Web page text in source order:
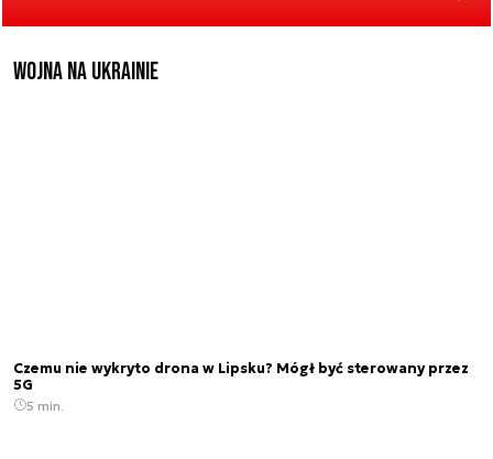
Wojna na Ukrainie
Czemu nie wykryto drona w Lipsku? Mógł być sterowany przez
5G
5 min.